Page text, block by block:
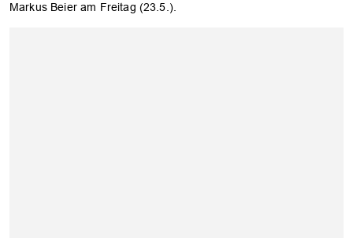
Markus Beier am Freitag (23.5.).